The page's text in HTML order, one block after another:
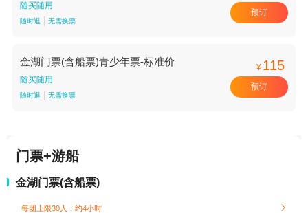
随买随用
随时退 无需换票
预订
金湖门票(含船票)青少年票-标准价
随买随用
随时退 无需换票
¥ 115
预订
门票+游船
金湖门票(含船票)
每团上限30人，约4小时 